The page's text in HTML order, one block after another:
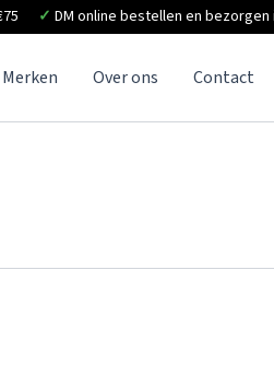
✓ DM online bestellen en bezorgen
Merken Over ons Contact